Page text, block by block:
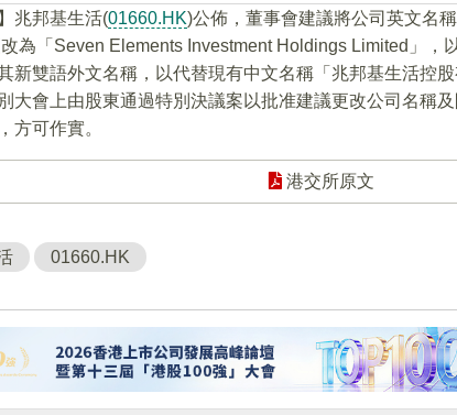
兆邦基生活(01660.HK)公佈，董事會建議將公司英文名
為「Seven Elements Investment Holdings Limited」，
新雙語外文名稱，以代替現有中文名稱「兆邦基生活控
大會上由股東通過特別決議案以批准建議更改公司名稱
方可作實。
港交所原文
01660.HK